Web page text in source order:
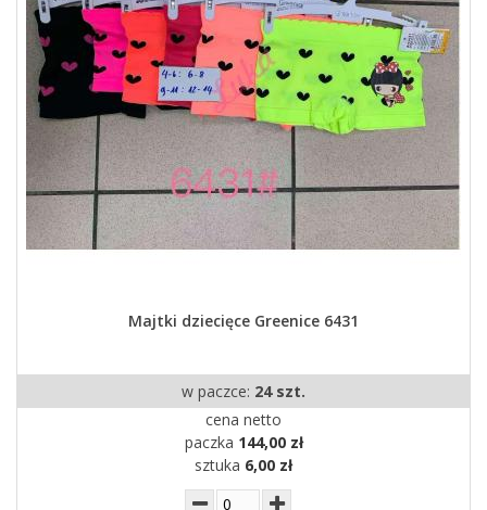
Majtki dziecięce Greenice 6431
w paczce: 24 szt.
cena netto
paczka 144,00 zł
sztuka 6,00 zł